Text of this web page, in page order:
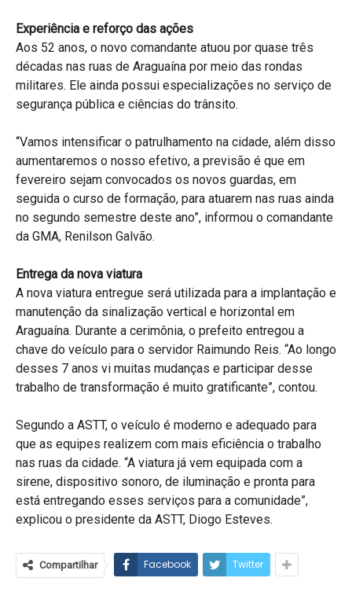
Experiência e reforço das ações
Aos 52 anos, o novo comandante atuou por quase três
décadas nas ruas de Araguaína por meio das rondas
militares. Ele ainda possui especializações no serviço de
segurança pública e ciências do trânsito.
“Vamos intensificar o patrulhamento na cidade, além disso
aumentaremos o nosso efetivo, a previsão é que em
fevereiro sejam convocados os novos guardas, em
seguida o curso de formação, para atuarem nas ruas ainda
no segundo semestre deste ano”, informou o comandante
da GMA, Renilson Galvão.
Entrega da nova viatura
A nova viatura entregue será utilizada para a implantação e
manutenção da sinalização vertical e horizontal em
Araguaína. Durante a cerimônia, o prefeito entregou a
chave do veículo para o servidor Raimundo Reis. “Ao longo
desses 7 anos vi muitas mudanças e participar desse
trabalho de transformação é muito gratificante”, contou.
Segundo a ASTT, o veículo é moderno e adequado para
que as equipes realizem com mais eficiência o trabalho
nas ruas da cidade. “A viatura já vem equipada com a
sirene, dispositivo sonoro, de iluminação e pronta para
está entregando esses serviços para a comunidade”,
explicou o presidente da ASTT, Diogo Esteves.
Compartilhar Facebook Twitter